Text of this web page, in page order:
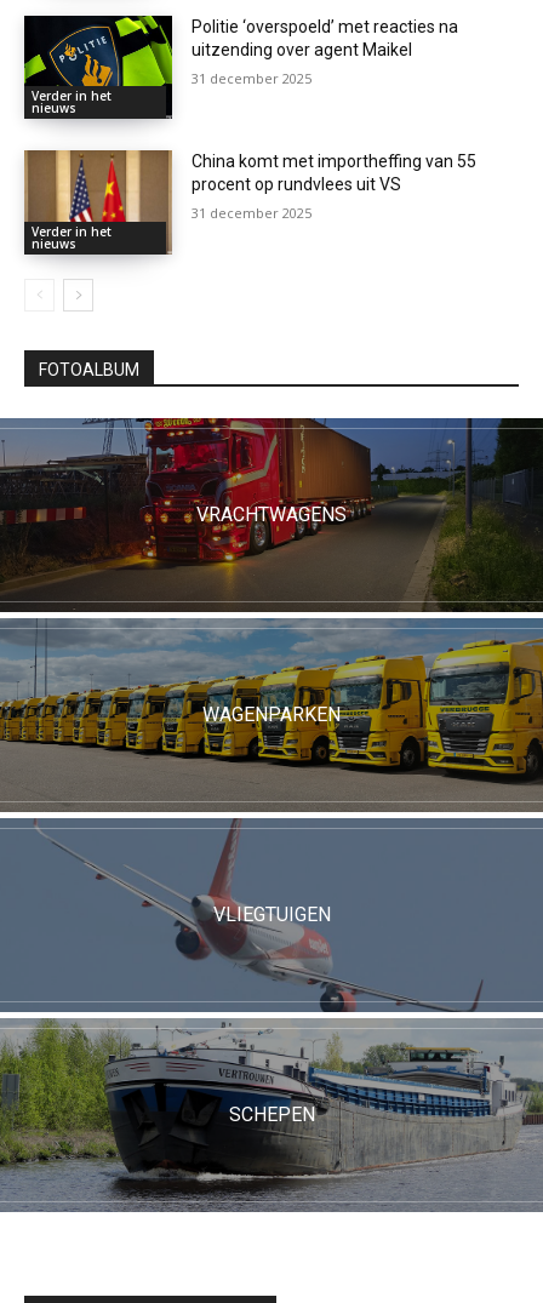
Verder in het
nieuws
Politie ‘overspoeld’ met reacties na
uitzending over agent Maikel
31 december 2025
Verder in het
nieuws
China komt met importheffing van 55
procent op rundvlees uit VS
31 december 2025
FOTOALBUM
VRACHTWAGENS
WAGENPARKEN
VLIEGTUIGEN
SCHEPEN